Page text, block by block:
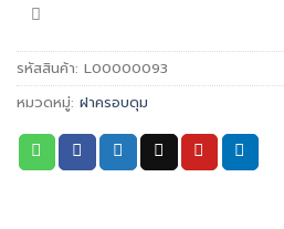
รหัสสินค้า: L00000093
หมวดหมู่: ฝาครอบดุม